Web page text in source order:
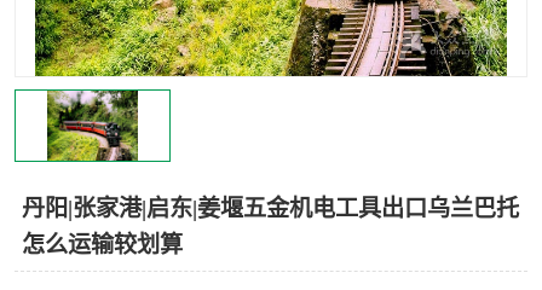
丹阳|张家港|启东|姜堰五金机电工具出口乌兰巴托
怎么运输较划算